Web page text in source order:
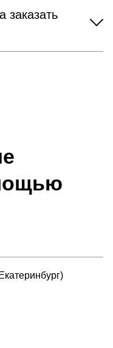
заказать